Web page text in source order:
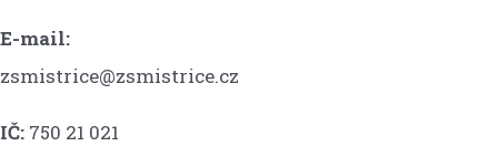
E-mail:
zsmistrice@zsmistrice.cz
IČ: 750 21 021